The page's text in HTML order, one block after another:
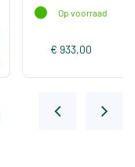
Op voorraad
€ 933,00